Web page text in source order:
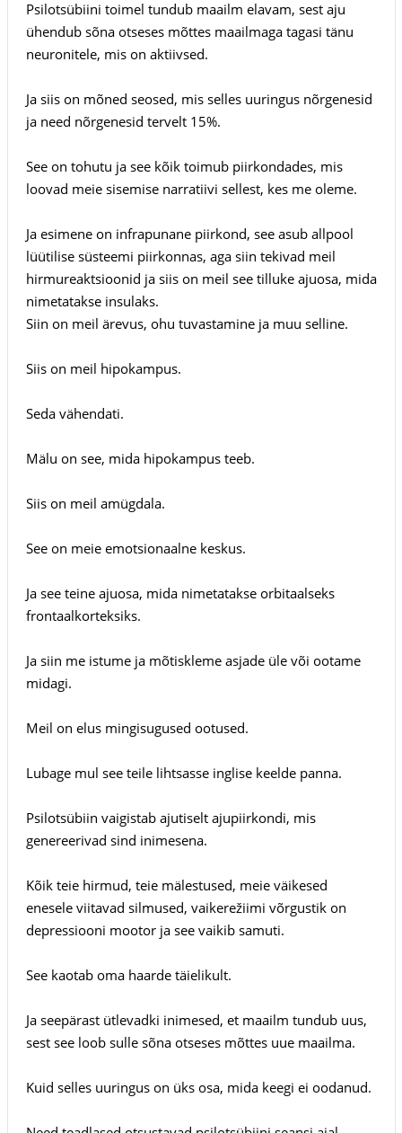
Psilotsübiini toimel tundub maailm elavam, sest aju
ühendub sõna otseses mõttes maailmaga tagasi tänu
neuronitele, mis on aktiivsed.
Ja siis on mõned seosed, mis selles uuringus nõrgenesid
ja need nõrgenesid tervelt 15%.
See on tohutu ja see kõik toimub piirkondades, mis
loovad meie sisemise narratiivi sellest, kes me oleme.
Ja esimene on infrapunane piirkond, see asub allpool
lüütilise süsteemi piirkonnas, aga siin tekivad meil
hirmureaktsioonid ja siis on meil see tilluke ajuosa, mida
nimetatakse insulaks.
Siin on meil ärevus, ohu tuvastamine ja muu selline.
Siis on meil hipokampus.
Seda vähendati.
Mälu on see, mida hipokampus teeb.
Siis on meil amügdala.
See on meie emotsionaalne keskus.
Ja see teine ajuosa, mida nimetatakse orbitaalseks
frontaalkorteksiks.
Ja siin me istume ja mõtiskleme asjade üle või ootame
midagi.
Meil on elus mingisugused ootused.
Lubage mul see teile lihtsasse inglise keelde panna.
Psilotsübiin vaigistab ajutiselt ajupiirkondi, mis
genereerivad sind inimesena.
Kõik teie hirmud, teie mälestused, meie väikesed
enesele viitavad silmused, vaikerežiimi võrgustik on
depressiooni mootor ja see vaikib samuti.
See kaotab oma haarde täielikult.
Ja seepärast ütlevadki inimesed, et maailm tundub uus,
sest see loob sulle sõna otseses mõttes uue maailma.
Kuid selles uuringus on üks osa, mida keegi ei oodanud.